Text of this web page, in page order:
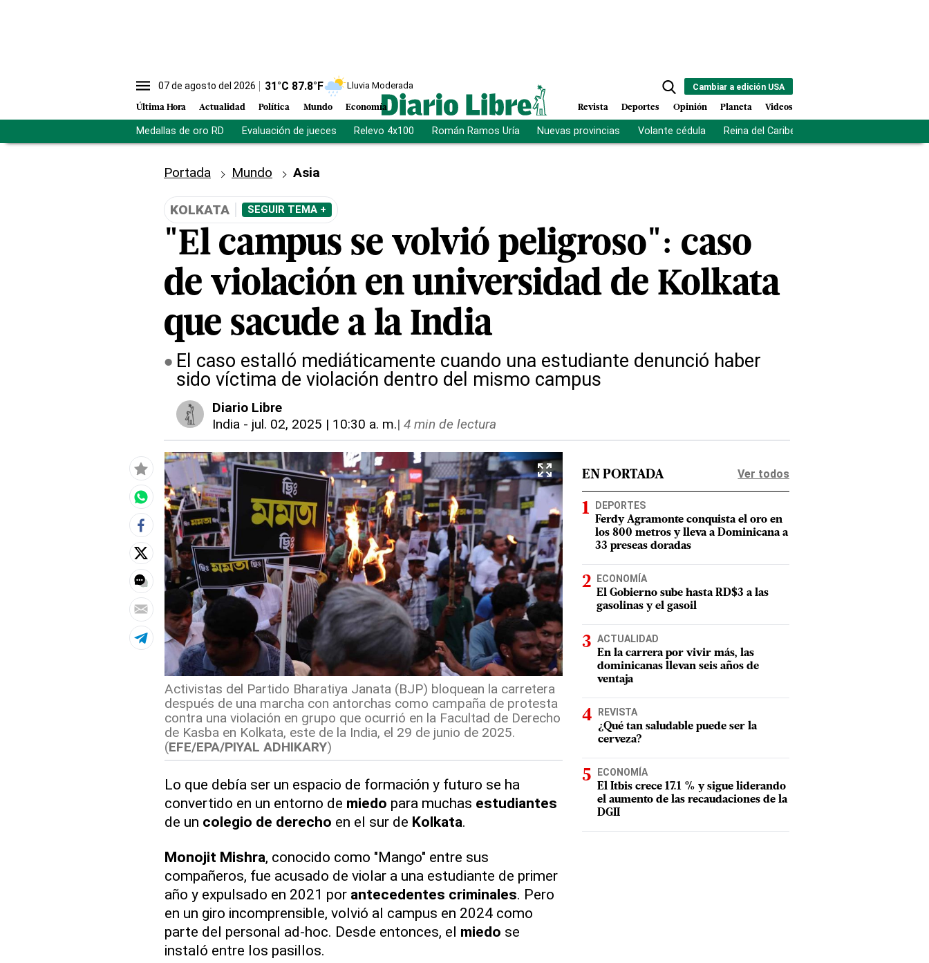
07 de agosto del 2026 31°C 87.8°F Lluvia Moderada
Última Hora Actualidad Política Mundo Economía
Cambiar a edición USA
Revista Deportes Opinión Planeta Videos
Medallas de oro RD Evaluación de jueces Relevo 4x100 Román Ramos Uría Nuevas provincias Volante cédula Reina del Caribe
Portada Mundo Asia
KOLKATA SEGUIR TEMA +
"El campus se volvió peligroso": caso
de violación en universidad de Kolkata
que sacude a la India
El caso estalló mediáticamente cuando una estudiante denunció haber
sido víctima de violación dentro del mismo campus
Diario Libre
India - jul. 02, 2025 | 10:30 a. m.| 4 min de lectura
Activistas del Partido Bharatiya Janata (BJP) bloquean la carretera
después de una marcha con antorchas como campaña de protesta
contra una violación en grupo que ocurrió en la Facultad de Derecho
de Kasba en Kolkata, este de la India, el 29 de junio de 2025.
(EFE/EPA/PIYAL ADHIKARY)
Lo que debía ser un espacio de formación y futuro se ha
convertido en un entorno de miedo para muchas estudiantes
de un colegio de derecho en el sur de Kolkata.
Monojit Mishra, conocido como "Mango" entre sus
compañeros, fue acusado de violar a una estudiante de primer
año y expulsado en 2021 por antecedentes criminales. Pero
en un giro incomprensible, volvió al campus en 2024 como
parte del personal ad-hoc. Desde entonces, el miedo se
instaló entre los pasillos.
EN PORTADA Ver todos
DEPORTES
Ferdy Agramonte conquista el oro en
los 800 metros y lleva a Dominicana a
33 preseas doradas
ECONOMÍA
El Gobierno sube hasta RD$3 a las
gasolinas y el gasoil
ACTUALIDAD
En la carrera por vivir más, las
dominicanas llevan seis años de
ventaja
REVISTA
¿Qué tan saludable puede ser la
cerveza?
ECONOMÍA
El Itbis crece 17.1 % y sigue liderando
el aumento de las recaudaciones de la
DGII